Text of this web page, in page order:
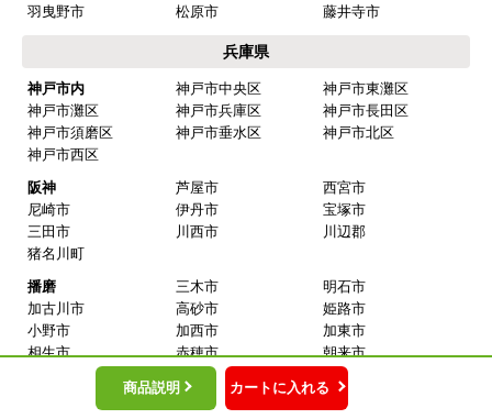
はい
予定の期日までに商品が届きましたか？
商品の梱包は必要十分なものでしたか？
はい
またこのショップを利用したいですか？
時期】2026年03月頃
【このショップを選んだ理由は？】
送料を含め価格が安かったから
【注文からどのくらいで届きましたか？】
商品説明 カートに入れる
羽曳野市
松原市 藤井寺市
兵庫県
神戸市内 神戸市中央区
神戸市東灘区
神戸市灘区
神戸市兵庫区
神戸市長田区
神戸市須磨区
神戸市垂水区
神戸市北区
神戸市西区
阪神
芦屋市
西宮市
尼崎市
伊丹市
宝塚市
三田市
川西市
川辺郡
猪名川町
播磨
三木市
明石市
加古川市
高砂市
姫路市
小野市
加西市
加東市
相生市
赤穂市
朝来市
たつの市
養父市
太子町
赤穂郡